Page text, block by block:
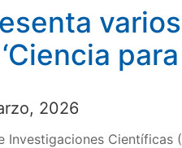
2026
Investigaciones